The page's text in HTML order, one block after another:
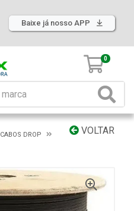
Baixe já nosso APP
0
VOLTAR
CABOS DROP